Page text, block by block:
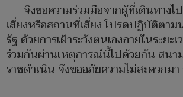
จึงขอความร่วมมือจากผู้ที่เดินทางไ
เสี่ยงหรือสถานที่เสี่ยง โปรดปฏิบัติตาม
รัฐ ด้วยการเฝ้าระวังตนเองภายในระยะ
ร่วมกันผ่านเหตุการณ์นี้ไปด้วยกัน สนา
ราชดำเนิน จึงขออภัยความไม่สะดวก